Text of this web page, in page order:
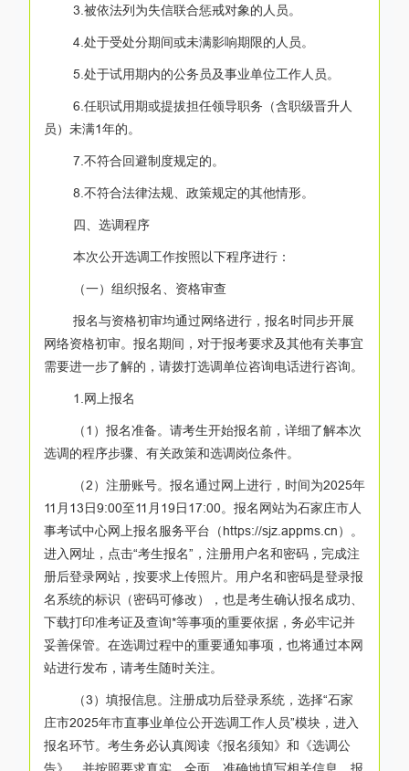
3.被依法列为失信联合惩戒对象的人员。
4.处于受处分期间或未满影响期限的人员。
5.处于试用期内的公务员及事业单位工作人员。
6.任职试用期或提拔担任领导职务（含职级晋升人
员）未满1年的。
7.不符合回避制度规定的。
8.不符合法律法规、政策规定的其他情形。
四、选调程序
本次公开选调工作按照以下程序进行：
（一）组织报名、资格审查
报名与资格初审均通过网络进行，报名时同步开展
网络资格初审。报名期间，对于报考要求及其他有关事宜
需要进一步了解的，请拨打选调单位咨询电话进行咨询。
1.网上报名
（1）报名准备。请考生开始报名前，详细了解本次
选调的程序步骤、有关政策和选调岗位条件。
（2）注册账号。报名通过网上进行，时间为2025年
11月13日9:00至11月19日17:00。报名网站为石家庄市人
事考试中心网上报名服务平台（https://sjz.appms.cn）。
进入网址，点击“考生报名”，注册用户名和密码，完成注
册后登录网站，按要求上传照片。用户名和密码是登录报
名系统的标识（密码可修改），也是考生确认报名成功、
下载打印准考证及查询*等事项的重要依据，务必牢记并
妥善保管。在选调过程中的重要通知事项，也将通过本网
站进行发布，请考生随时关注。
（3）填报信息。注册成功后登录系统，选择“石家
庄市2025年市直事业单位公开选调工作人员”模块，进入
报名环节。考生务必认真阅读《报名须知》和《选调公
告》，并按照要求真实、全面、准确地填写相关信息。报